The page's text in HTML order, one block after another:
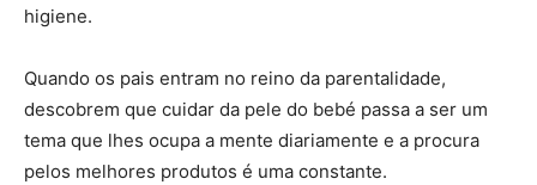
higiene.
Quando os pais entram no reino da parentalidade,
descobrem que cuidar da pele do bebé passa a ser um
tema que lhes ocupa a mente diariamente e a procura
pelos melhores produtos é uma constante.